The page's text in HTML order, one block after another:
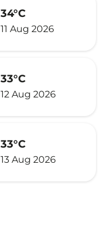
34°C
11 Aug 2026
33°C
12 Aug 2026
33°C
13 Aug 2026